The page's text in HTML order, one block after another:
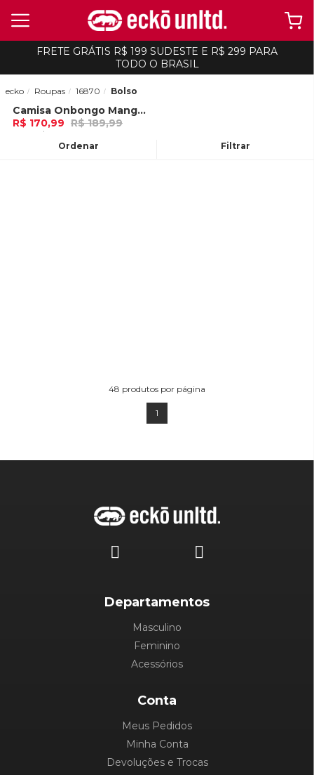
FRETE GRÁTIS R$ 199 SUDESTE E R$ 299 PARA
TODO O BRASIL
Ordenar Filtrar
ecko Roupas 16870 Bolso
-10%Camisa Onbongo Manga Longa Xadrez Com Capuz Vermelha
R$ 170,99 R$ 189,99
5x de R$ 34,19 Ou
48 produtos por página
1
Departamentos
Masculino
Feminino
Acessórios
Conta
Meus Pedidos
Minha Conta
Devoluções e Trocas